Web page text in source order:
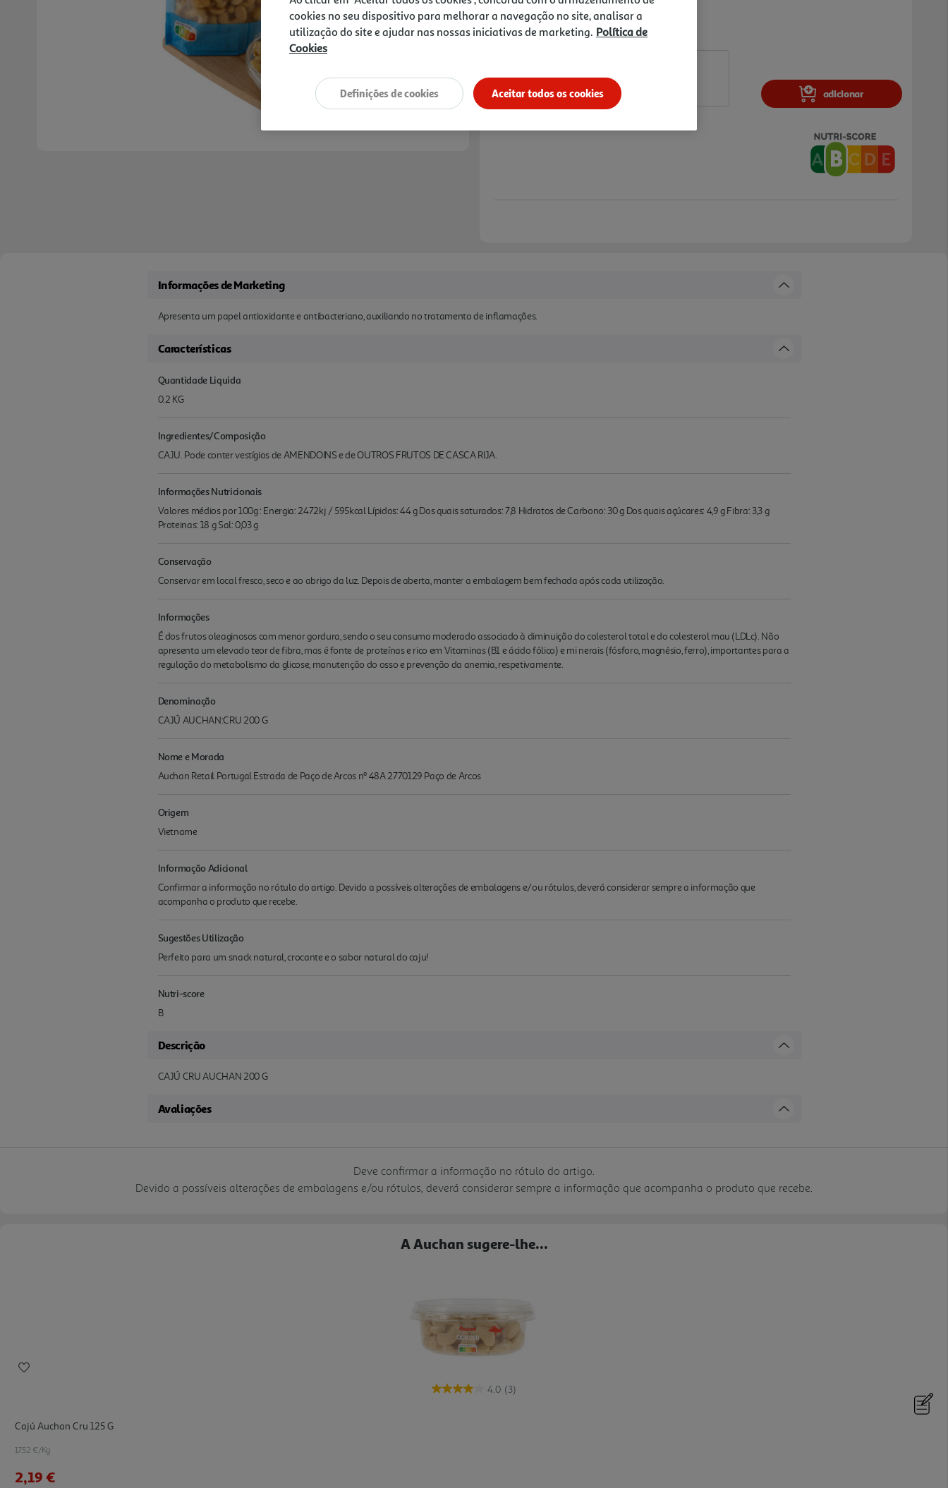
Notas de preparação
adicionar
Informações de Marketing
Apresenta um papel antioxidante e antibacteriano, auxiliando no tratamento de inflamações.
Características
Quantidade Liquida
0.2 KG
Ingredientes/Composição
CAJU. Pode conter vestígios de AMENDOINS e de OUTROS FRUTOS DE CASCA RIJA.
Informações Nutricionais
Valores médios por 100g : Energia: 2472kj / 595kcal Lípidos: 44 g Dos quais saturados: 7,8 Hidratos de Carbono: 30 g Dos quais açúcares: 4,9 g Fibra: 3,3 g
Proteinas: 18 g Sal: 0,03 g
Conservação
Conservar em local fresco, seco e ao abrigo da luz. Depois de aberta, manter a embalagem bem fechada após cada utilização.
Informações
É dos frutos oleaginosos com menor gordura, sendo o seu consumo moderado associado à diminuição do colesterol total e do colesterol mau (LDLc). Não
apresenta um elevado teor de fibra, mas é fonte de proteínas e rico em Vitaminas (B1 e ácido fólico) e mi nerais (fósforo, magnésio, ferro), importantes para a
regulação do metabolismo da glicose, manutenção do osso e prevenção da anemia, respetivamente.
Denominação
CAJÚ AUCHAN:CRU 200 G
Nome e Morada
Auchan Retail Portugal Estrada de Paço de Arcos nº 48A 2770129 Paço de Arcos
Origem
Vietname
Informação Adicional
Confirmar a informação no rótulo do artigo. Devido a possíveis alterações de embalagens e/ou rótulos, deverá considerar sempre a informação que
acompanha o produto que recebe.
Sugestões Utilização
Perfeito para um snack natural, crocante e o sabor natural do caju!
Nutri-score
B
Descrição
CAJÚ CRU AUCHAN 200 G
Avaliações
Deve confirmar a informação no rótulo do artigo.
Devido a possíveis alterações de embalagens e/ou rótulos, deverá considerar sempre a informação que acompanha o produto que recebe.
A Auchan sugere-lhe...
4.0 (3)
Cajú Auchan Cru 125 G
17.52 €/Kg
2,19 €
cookies no seu dispositivo para melhorar a navegação no site, analisar a
utilização do site e ajudar nas nossas iniciativas de marketing. Política de
Cookies
Aceitar todos os cookies
Definições de cookies